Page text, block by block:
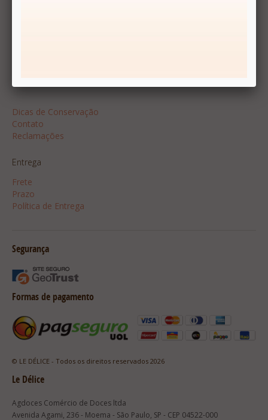
Dicas de Conservação
Contato
Reclamações
Entrega
Frete
Prazo
Política de Entrega
Segurança
Formas de pagamento
© LE DÉLICE - Todos os direitos reservados 2026
Le Délice
Agdoces Comércio de Doces ltda
Avenida Agami, 236 - Moema - São Paulo, SP - CEP 04522-000